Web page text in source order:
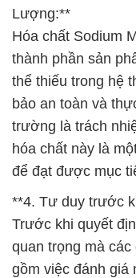
Lượng:**
Hóa chất Sodium
thành phần sản
thể thiếu trong hệ
bảo an toàn và
trường là trách
hóa chất này là
để đạt được mục
**4. Tư duy trước
Trước khi quyết
quan trọng mà
gồm việc đánh giá